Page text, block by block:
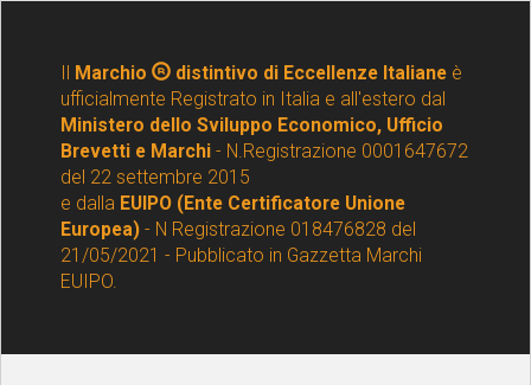
Il Marchio distintivo di Eccellenze Italianeè
ufficialmente Registrato in Italia e all'estero dal
Ministero dello Sviluppo Economico, Ufficio
Brevetti e Marchi - N.Registrazione 0001647672
del 22 settembre 2015
e dalla EUIPO (Ente Certificatore Unione
Europea) - N Registrazione 018476828 del
21/05/2021 - Pubblicato in Gazzetta Marchi
EUIPO.